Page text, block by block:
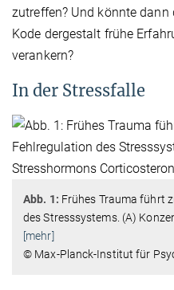
zutreffen? Und könnte dann
Kode dergestalt frühe
verankern?
In der Stressfalle
Abb. 1: Frühes Trauma führt
des Stresssystems. (A)
[mehr]
© Max-Planck-Institut für